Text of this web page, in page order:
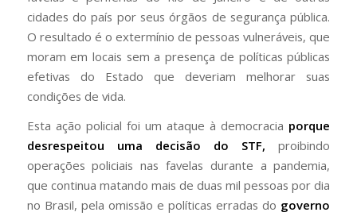
cidades do país por seus órgãos de segurança pública.
O resultado é o extermínio de pessoas vulneráveis, que
moram em locais sem a presença de políticas públicas
efetivas do Estado que deveriam melhorar suas
condições de vida.
Esta ação policial foi um ataque à democracia porque
desrespeitou uma decisão do STF, proibindo
operações policiais nas favelas durante a pandemia,
que continua matando mais de duas mil pessoas por dia
no Brasil, pela omissão e políticas erradas do governo